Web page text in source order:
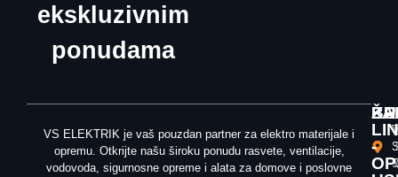
ekskluzivnim
ponudama
VS ELEKTRIK je vaš pouzdan partner za elektro materijale i
opremu. Otkrijte našu široku ponudu rasvete, ventilacije,
vodovoda, sigurnosne opreme i alata za domove i poslovne
-